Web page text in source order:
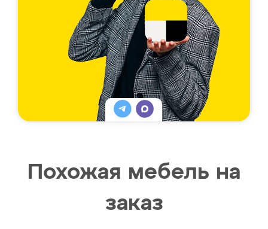
Похожая мебель на
заказ